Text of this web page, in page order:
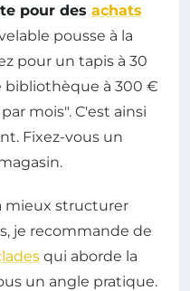
pour des achats
pousse à la
pour un tapis à 30
bibliothèque à 300 €
mois". C'est ainsi
Fixez-vous un
mieux structurer
je recommande de
qui aborde la
un angle pratique.